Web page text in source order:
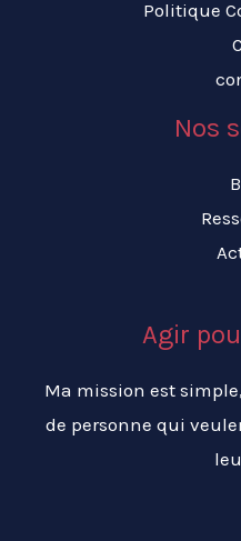
Politique
Nos
Agir
Ma mission est
de personne qui